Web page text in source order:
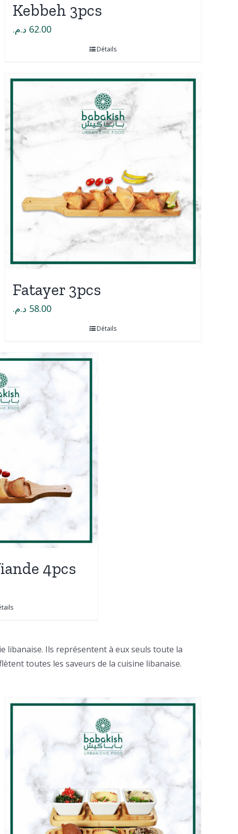
Kebbeh 3pcs
62.00 د.م.
Détails
Fatayer 3pcs
58.00 د.م.
Détails
4pcs
libanaise. Ils représentent à eux seuls toute la
toutes les saveurs de la cuisine libanaise.